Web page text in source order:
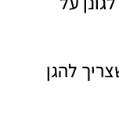
להגן